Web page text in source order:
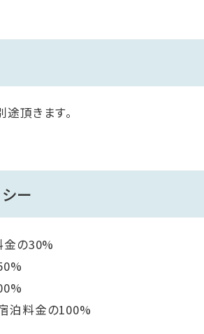
頂きます。
ー
の30%
泊料金の100%